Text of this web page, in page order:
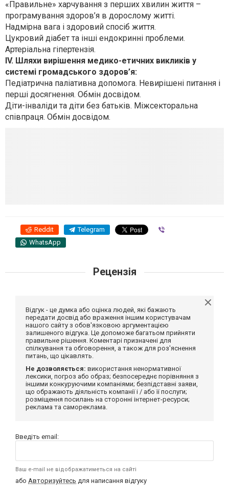
«Правильне» харчування з перших хвилин життя –
програмування здоров’я в дорослому житті.
Надмірна вага і здоровий спосіб життя.
Цукровий діабет та інші ендокринні проблеми.
Артеріальна гіпертензія.
IV. Шляхи вирішення медико-етичних викликів у
системі громадського здоров’я:
Педіатрична паліативна допомога. Невирішені питання і
перші досягнення. Обмін досвідом.
Діти-інваліди та діти без батьків. Міжсекторальна
співпраця. Обмін досвідом.
Reddit Telegram
WhatsApp
Рецензія
Відгук - це думка або оцінка людей, які бажають
передати досвід або враження іншим користувачам
нашого сайту з обов'язковою аргументацією
залишеного відгука. Це допоможе багатьом прийняти
правильне рішення. Коментарі призначені для
спілкування та обговорення, а також для роз'яснення
питань, що цікавлять.
Не дозволяється: використання ненормативної
лексики, погроз або образ; безпосереднє порівняння з
іншими конкуруючими компаніями; безпідставні заяви,
що ображають діяльність компанії і / або її послуги;
розміщення посилань на сторонні інтернет-ресурси;
реклама та самореклама.
Введіть email:
Ваш e-mail не відображатиметься на сайті
або Авторизуйтесь для написання відгуку